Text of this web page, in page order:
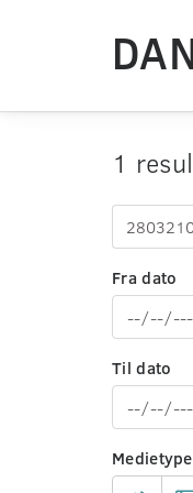
1
Fra dato
Til dato
Medietype